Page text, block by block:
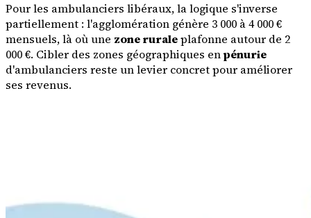
Pour les ambulanciers libéraux, la logique s'inverse
partiellement : l'agglomération génère 3 000 à 4 000 €
mensuels, là où une zone ruraleplafonne autour de 2
000 €. Cibler des zones géographiques enpénurie
d'ambulanciers reste un levier concret pour améliorer
ses revenus.